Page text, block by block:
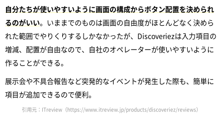
自分たちが使いやすいように画面の構成からボタン配置を決められ
るのがいい。いままでのものは画面の自由度がほとんどなく決めら
れた範囲でやりくりするしかなかったが、Discoveriezは入力項目の
増減、配置が自由なので、自社のオペレーターが使いやすいように
作ることができる。
展示会や不具合報告など突発的なイベントが発生した際も、簡単に
項目が追加できるので便利。
引用元：ITreview（https://www.itreview.jp/products/discoveriez/reviews）